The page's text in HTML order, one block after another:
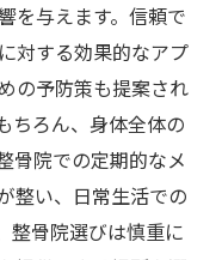
を与えます。信頼で
対する効果的なアプ
の予防策も提案され
ちろん、身体全体の
骨院での定期的なメ
整い、日常生活での
整骨院選びは慎重に